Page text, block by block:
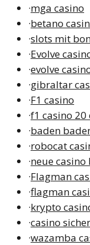
·mga casino
·betano
·slots mit
·Evolve
·evolve
·gibraltar
·F1 casino
·f1 casino
·baden
·robocat
·neue
·Flagman
·flagman
·krypto
·casino
·wazamba